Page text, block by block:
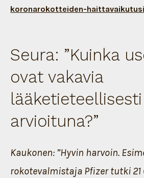
koronarokotteiden-
Seura: ”Kuinka
ovat vakavia
lääketieteellisesti
arvioituna?”
Kaukonen: ”Hyvin harvoin.
rokotevalmistaja Pfizer tutki